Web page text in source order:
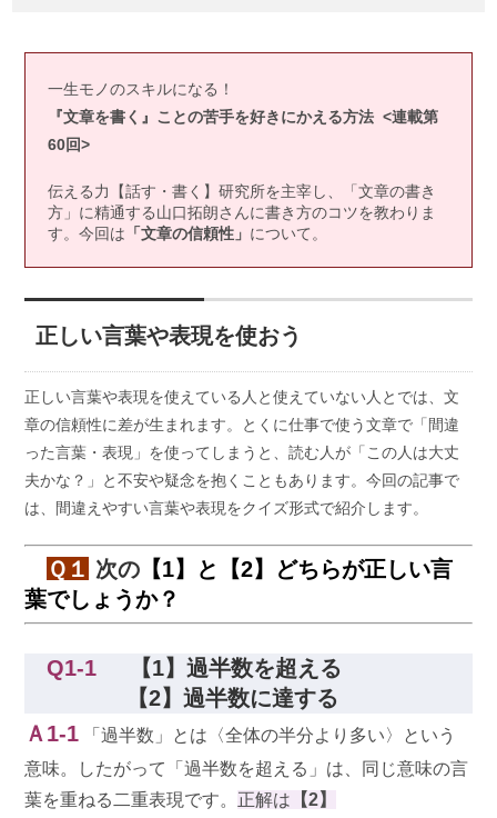
一生モノのスキルになる！
『文章を書く』ことの苦手を好きにかえる方法 <連載第
60回>
伝える力【話す・書く】研究所を主宰し、「文章の書き
方」に精通する山口拓朗さんに書き方のコツを教わりま
す。今回は 「文章の信頼性」 について。
正しい言葉や表現を使おう
正しい言葉や表現を使えている人と使えていない人とでは、文
章の信頼性に差が生まれます。とくに仕事で使う文章で「間違
った言葉・表現」を使ってしまうと、読む人が「この人は大丈
夫かな？」と不安や疑念を抱くこともあります。今回の記事で
は、間違えやすい言葉や表現をクイズ形式で紹介します。
Ｑ１ 次の【1】と【2】どちらが正しい言
葉でしょうか？
Q1-1
【1】過半数を超える
【2】過半数に達する
Ａ1-1「過半数」とは〈全体の半分より多い〉という
意味。したがって「過半数を超える」は、同じ意味の言
葉を重ねる二重表現です。 正解は 【2】